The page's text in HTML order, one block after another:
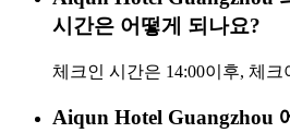
시간은 어떻게 되나요?
체크인 시간은 14:00이후, 체크
Aiqun Hotel Guangzhou